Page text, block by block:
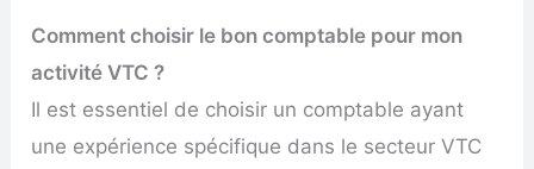
Comment choisir le bon comptable pour mon
activité VTC ?
Il est essentiel de choisir un comptable ayant
une expérience spécifique dans le secteur VTC